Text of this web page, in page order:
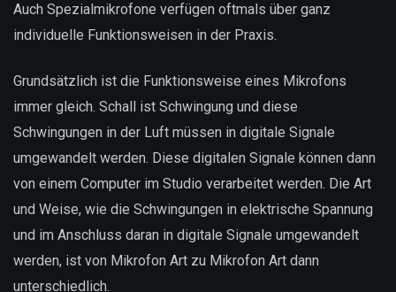
Auch Spezialmikrofone verfügen oftmals über ganz
individuelle Funktionsweisen in der Praxis.
Grundsätzlich ist die Funktionsweise eines Mikrofons
immer gleich. Schall ist Schwingung und diese
Schwingungen in der Luft müssen in digitale Signale
umgewandelt werden. Diese digitalen Signale können dann
von einem Computer im Studio verarbeitet werden. Die Art
und Weise, wie die Schwingungen in elektrische Spannung
und im Anschluss daran in digitale Signale umgewandelt
werden, ist von Mikrofon Art zu Mikrofon Art dann
unterschiedlich.